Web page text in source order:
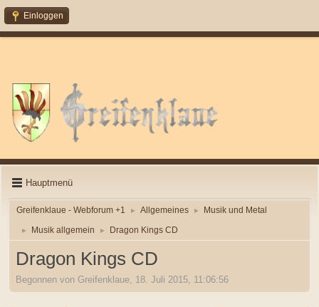
Einloggen
Hauptmenü
Greifenklaue - Webforum +1 ► Allgemeines ► Musik und Metal
► Musik allgemein ► Dragon Kings CD
Dragon Kings CD
Begonnen von Greifenklaue, 18. Juli 2015, 11:06:56